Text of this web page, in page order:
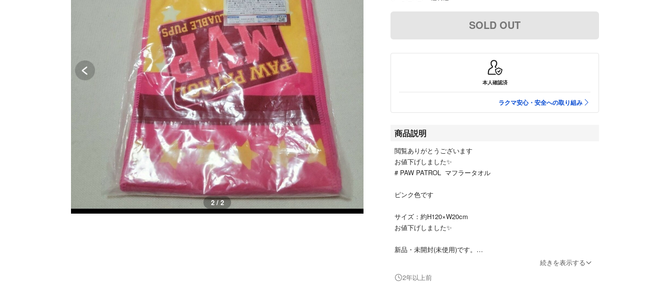
2 / 2
SOLD OUT
本人確認済
ラクマ安心・安全への取り組み
商品説明
閲覧ありがとうございます
お値下げしました✨
# PAW PATROL マフラータオル
ピンク色です
サイズ：約H120×W20cm
お値下げしました✨
新品・未開封(未使用)です。
アミューズメント専用で一般市販されていません(^o^)続きを表示する
2年以上前